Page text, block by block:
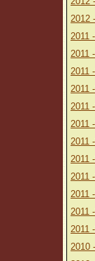
2012
2011
2011 -
2011
2011
2011
2011
2011
2011
2011
2011
2011
2011
2010